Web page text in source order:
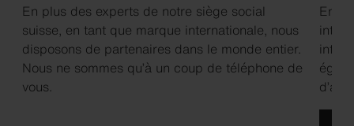
En plus des experts de notre siège social
suisse, en tant que marque internationale, nous
disposons de partenaires dans le monde entier.
Nous ne sommes qu’à un coup de téléphone de
vous.
En